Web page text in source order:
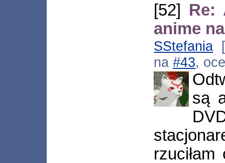
[52] Re:
anime
SStefania
na#43,
są